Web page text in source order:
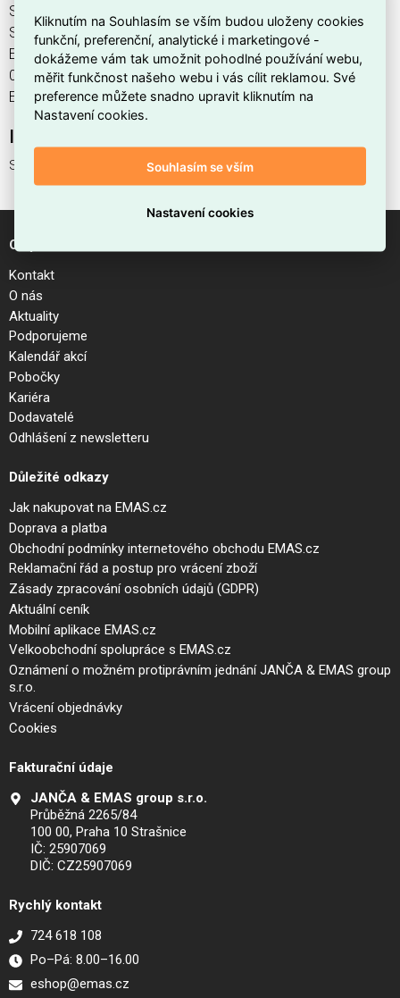
Svítidlo ARM011PL-05G najdete v kategoriích Svítidla,
Svítidla, světelné zdroje a LED osvětlení, výrobce Maytoni,
EAN 4099776125303, kód dodavatele . Svítidlo ARM011PL-
05G nabízíme od 1 ks. Kód EMAS Svítidlo ARM011PL-05G je
ELSVOS1787119.
Interní název produktu
Svítidlo ARM011PL-05G
O společnosti
Kontakt
O nás
Aktuality
Podporujeme
Kalendář akcí
Pobočky
Kariéra
Dodavatelé
Odhlášení z newsletteru
Důležité odkazy
Jak nakupovat na EMAS.cz
Doprava a platba
Obchodní podmínky internetového obchodu EMAS.cz
Reklamační řád a postup pro vrácení zboží
Zásady zpracování osobních údajů (GDPR)
Aktuální ceník
Mobilní aplikace EMAS.cz
Velkoobchodní spolupráce s EMAS.cz
Oznámení o možném protiprávním jednání JANČA & EMAS group
s.r.o.
Vrácení objednávky
Cookies
Fakturační údaje
JANČA & EMAS group s.r.o.
Průběžná 2265/84
100 00, Praha 10 Strašnice
IČ: 25907069
DIČ: CZ25907069
Rychlý kontakt
724 618 108
Po–Pá: 8.00–16.00
eshop@emas.cz
Kliknutím na Souhlasím se vším budou uloženy cookies
funkční, preferenční, analytické i marketingové -
dokážeme vám tak umožnit pohodlné používání webu,
měřit funkčnost našeho webu i vás cílit reklamou. Své
preference můžete snadno upravit kliknutím na
Nastavení cookies.
Souhlasím se vším
Nastavení cookies